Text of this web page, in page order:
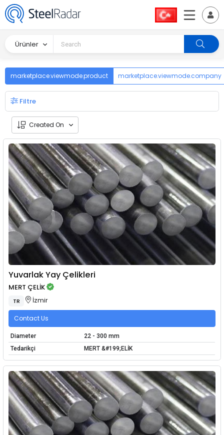
Ürünler
marketplace.viewmode.product marketplace.viewmode.company
Filtre
Created On
Yuvarlak Yay Çelikleri
MERT ÇELİK
TR İzmir
Contact Us
Diameter
22 - 300 mm
Tedarikçi
MERT &#199;ELİK